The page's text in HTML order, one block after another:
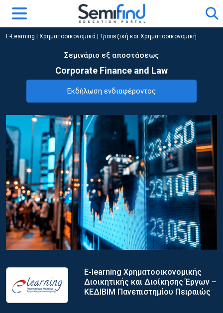
E-Learning Χρηματοοικονομικά Τραπεζική και Χρηματοοικονομική
Σεμινάριο εξ αποστάσεως
Corporate Finance and Law
Εκδήλωση ενδιαφέροντος
E-learning Χρηματοοικονομικής
Διοικητικής και Διοίκησης Έργων –
ΚΕΔΙΒΙΜ Πανεπιστημίου Πειραιώς